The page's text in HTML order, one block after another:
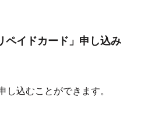
ペイドカード」申し込み
し込むことができます。